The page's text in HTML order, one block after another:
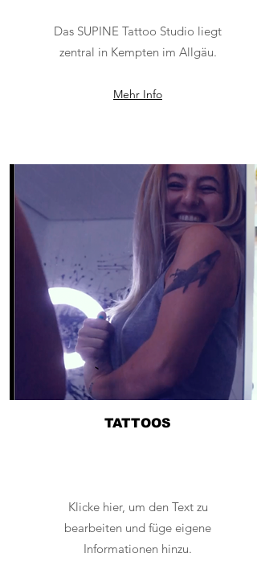
Das SUPINE Tattoo Studio liegt
zentral in Kempten im Allgäu.
Mehr Info
TATTOOS
Klicke hier, um den Text zu
bearbeiten und füge eigene
Informationen hinzu.